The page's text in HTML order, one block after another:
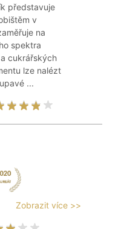
představuje
v
na
spektra
cukrářských
lze nalézt
...
Zobrazit více >>